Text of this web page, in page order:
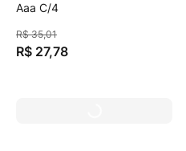
Aaa C/4
R$ 35,01
R$ 27,78